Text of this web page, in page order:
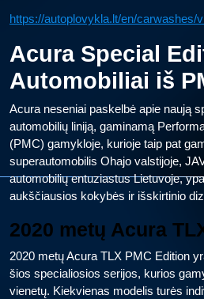
https://autoplovykla.lt/en/carwashes/
Acura Special
Automobiliai iš
Acura neseniai paskelbė apie naują
automobilių liniją, gaminamą
(PMC) gamykloje, kurioje taip pat
superautomobilis Ohajo valstijoje,
automobilių entuziastus Lietuvoje,
aukščiausios kokybės ir išskirtinio
2020 metų Acura
2020 metų Acura TLX PMC Edition
šios specialiosios serijos, kurios
vienetų. Kiekvienas modelis turės